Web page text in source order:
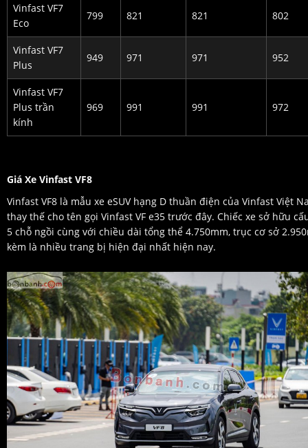
Vinfast VF7
Eco
799 821 821 802
Vinfast VF7
Plus
949 971 971 952
Vinfast VF7
Plus trần
kính
969 991 991 972
Giá Xe Vinfast VF8
Vinfast VF8 là mẫu xe eSUV hạng D thuần điện của Vinfast Việt
thay thế cho tên gọi Vinfast VF e35 trước đây. Chiếc xe sở hữu
5 chỗ ngồi cùng với chiều dài tổng thể 4.750mm, trục cơ sở
kèm là nhiều trang bị hiện đại nhất hiện nay.